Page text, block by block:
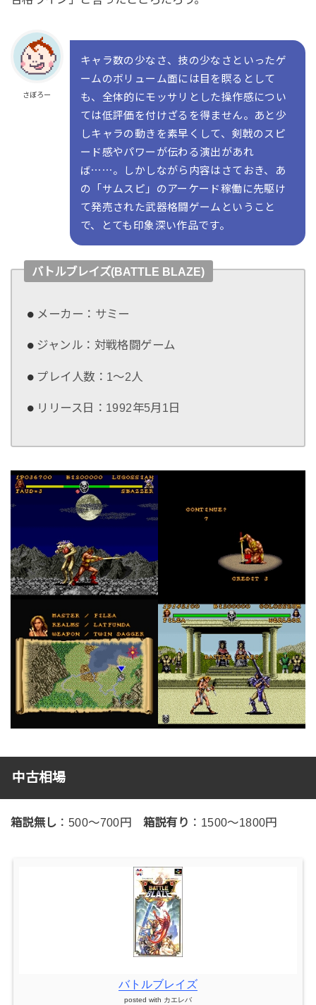
さぼろー
キャラ数の少なさ、技の少なさといったゲ
ームのボリューム面には目を瞑るとして
も、全体的にモッサリとした操作感につい
ては低評価を付けざるを得ません。あと少
しキャラの動きを素早くして、剣戟のスピ
ード感やパワーが伝わる演出があれ
ば⋯⋯。しかしながら内容はさておき、あ
の「サムスピ」のアーケード稼働に先駆け
て発売された武器格闘ゲームということ
で、とても印象深い作品です。
バトルブレイズ(BATTLE BLAZE)
メーカー：サミー
ジャンル：対戦格闘ゲーム
プレイ人数：1～2人
リリース日：1992年5月1日
中古相場
箱説無し ：500～700円 箱説有り ：1500～1800円
バトルブレイズ
posted with カエレバ